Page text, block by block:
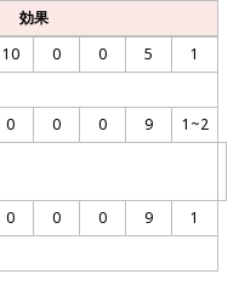
効果
10 0 0 5
1
0 0 0 9
1~2
0 0 0 9
1